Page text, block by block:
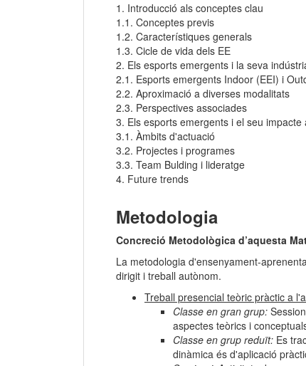
1. Introducció als conceptes clau
1.1. Conceptes previs
1.2. Característiques generals
1.3. Cicle de vida dels EE
2. Els esports emergents i la seva
2.1. Esports emergents Indoor (EEI) i
2.2. Aproximació a diverses modalitats
2.3. Perspectives associades
3. Els esports emergents i el seu impacte
3.1. Àmbits d'actuació
3.2. Projectes i programes
3.3. Team Bulding i lideratge
4. Future trends
Metodologia
Concreció Metodològica d’aquesta
La metodologia d'ensenyament-
dirigit i treball autònom.
Treball presencial teòric pràctic a
Classe en gran grup:
aspectes teòrics i
Classe en grup reduït: Es
dinàmica és d'aplicació